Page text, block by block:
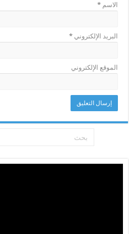
الاسم*
البريد الإلكتروني*
الموقع الإلكتروني